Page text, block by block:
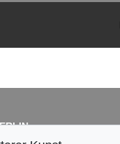
Wiechers